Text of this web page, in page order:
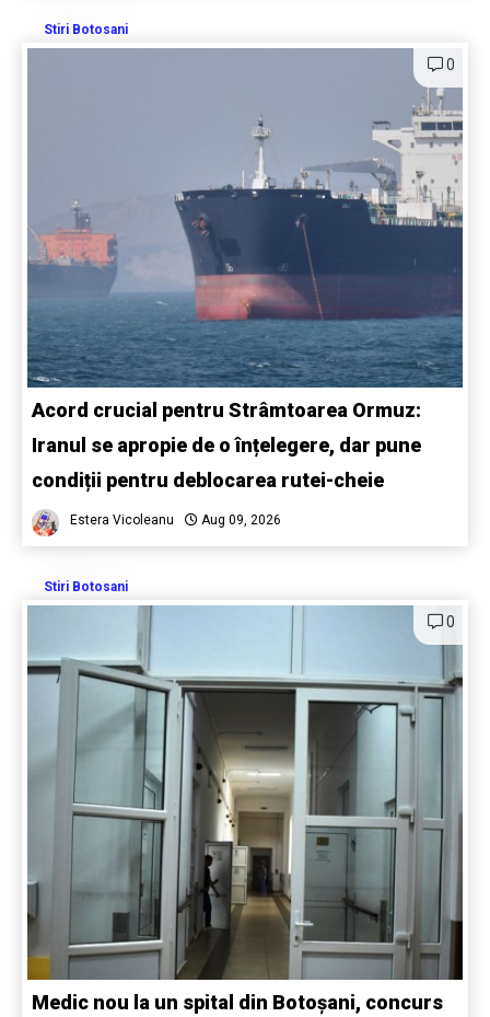
Stiri Botosani
0
Acord crucial pentru Strâmtoarea Ormuz:
Iranul se apropie de o înțelegere, dar pune
condiții pentru deblocarea rutei-cheie
Estera Vicoleanu Aug 09, 2026
Stiri Botosani
0
Medic nou la un spital din Botoșani, concurs